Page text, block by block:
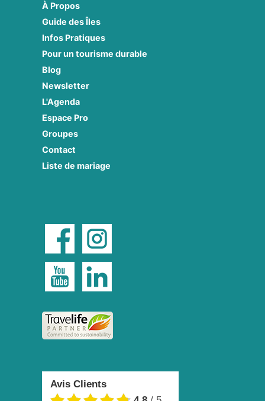
À Propos
Guide des Îles
Infos Pratiques
Pour un tourisme durable
Blog
Newsletter
L'Agenda
Espace Pro
Groupes
Contact
Liste de mariage
Avis Clients